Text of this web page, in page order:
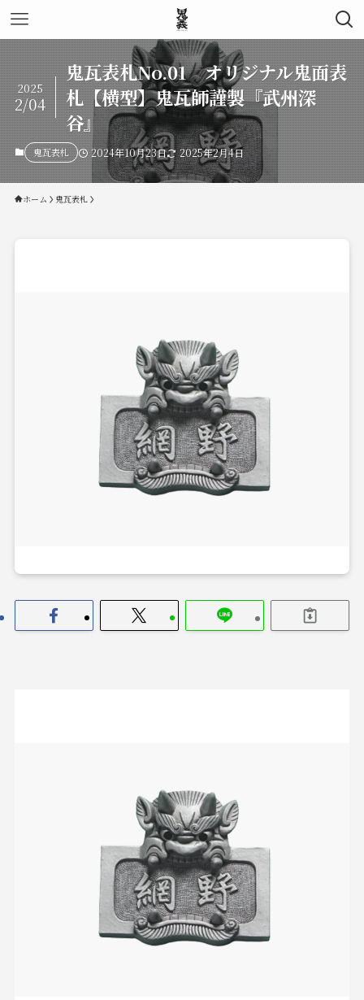
鬼瓦表札No.01 オリジナル鬼面表
札【横型】鬼瓦師謹製『武州深
谷』
2025
2/04
鬼瓦表札 2024年10月23日 2025年2月4日
ホーム 鬼瓦表札